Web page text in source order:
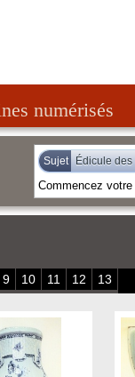
numérisés
Sujet Édicule des
9 10 11 12 13